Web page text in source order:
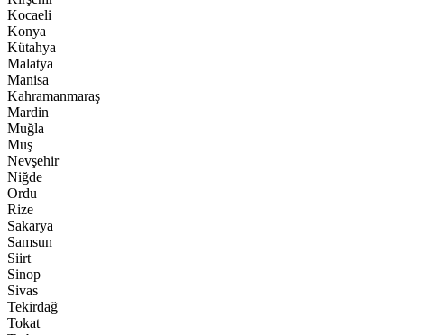
Kocaeli
Konya
Kütahya
Malatya
Manisa
Kahramanmaraş
Mardin
Muğla
Muş
Nevşehir
Niğde
Ordu
Rize
Sakarya
Samsun
Siirt
Sinop
Sivas
Tekirdağ
Tokat